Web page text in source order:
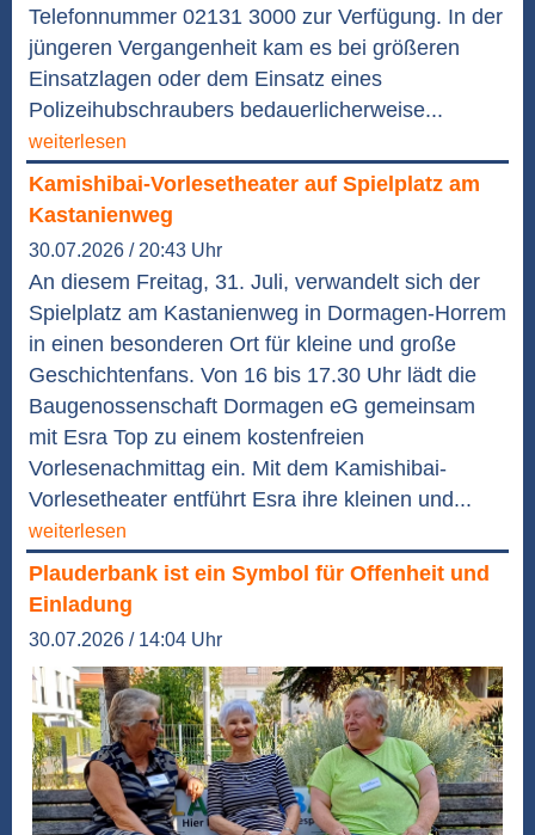
Telefonnummer 02131 3000 zur Verfügung. In der
jüngeren Vergangenheit kam es bei größeren
Einsatzlagen oder dem Einsatz eines
Polizeihubschraubers bedauerlicherweise...
weiterlesen
Kamishibai-Vorlesetheater auf Spielplatz am
Kastanienweg
30.07.2026 / 20:43 Uhr
An diesem Freitag, 31. Juli, verwandelt sich der
Spielplatz am Kastanienweg in Dormagen-Horrem
in einen besonderen Ort für kleine und große
Geschichtenfans. Von 16 bis 17.30 Uhr lädt die
Baugenossenschaft Dormagen eG gemeinsam
mit Esra Top zu einem kostenfreien
Vorlesenachmittag ein. Mit dem Kamishibai-
Vorlesetheater entführt Esra ihre kleinen und...
weiterlesen
Plauderbank ist ein Symbol für Offenheit und
Einladung
30.07.2026 / 14:04 Uhr